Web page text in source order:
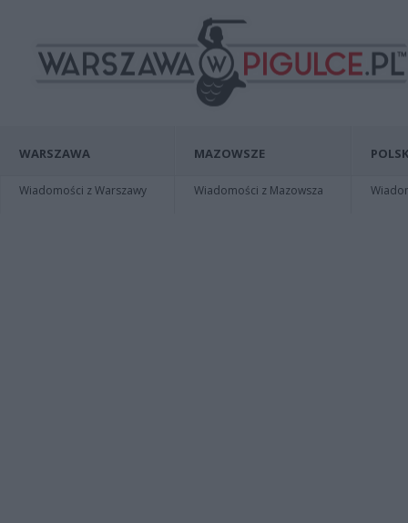
WARSZAWA
Wiadomości z Warszawy
MAZOWSZE
Wiadomości z Mazowsza